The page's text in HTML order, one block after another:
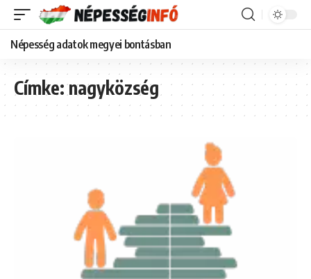
Népesség adatok megyei bontásban
Címke:nagyközség